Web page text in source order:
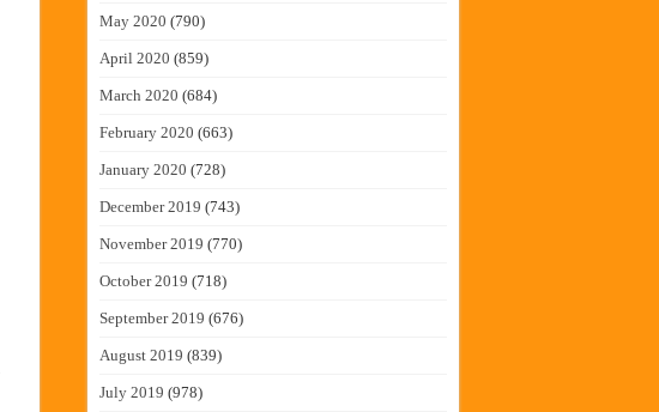
May 2020 (790)
April 2020 (859)
March 2020 (684)
February 2020 (663)
January 2020 (728)
December 2019 (743)
November 2019 (770)
October 2019 (718)
September 2019 (676)
August 2019 (839)
July 2019 (978)